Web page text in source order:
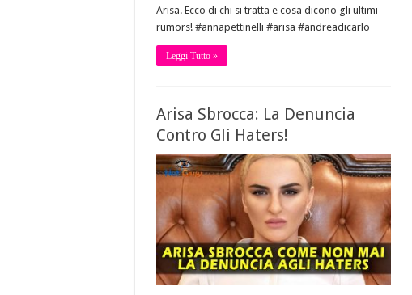
Arisa. Ecco di chi si tratta e cosa dicono gli ultimi
rumors! #annapettinelli #arisa #andreadicarlo
Leggi Tutto »
Arisa Sbrocca: La Denuncia
Contro Gli Haters!